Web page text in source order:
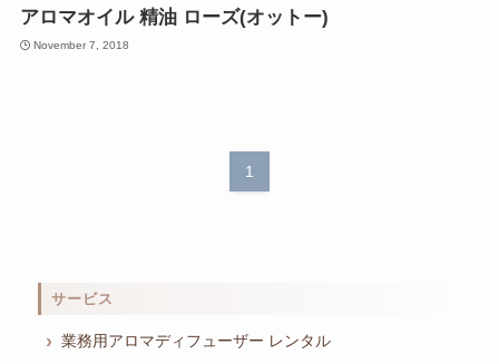
アロマオイル 精油 ローズ(オットー)
November 7, 2018
1
サービス
業務用アロマディフューザー レンタル